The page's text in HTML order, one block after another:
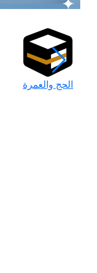
الحج والعمرة